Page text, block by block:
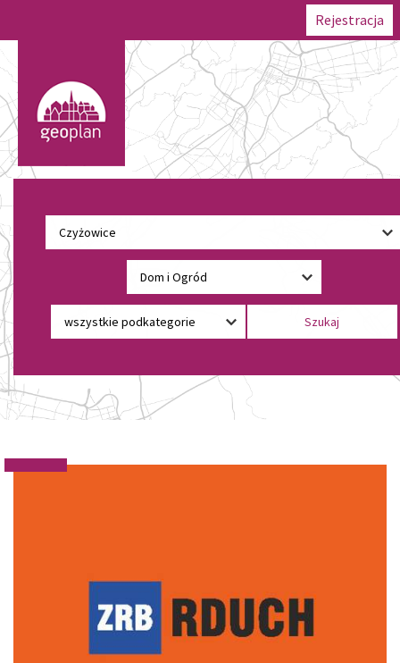
Rejestracja